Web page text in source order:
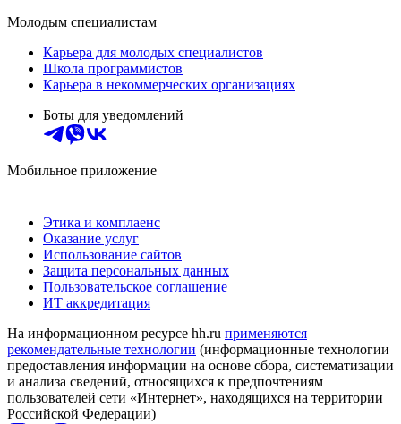
Молодым специалистам
Карьера для молодых специалистов
Школа программистов
Карьера в некоммерческих организациях
Боты для уведомлений
Мобильное приложение
Этика и комплаенс
Оказание услуг
Использование сайтов
Защита персональных данных
Пользовательское соглашение
ИТ аккредитация
На информационном ресурсе hh.ru применяются
рекомендательные технологии (информационные технологии
предоставления информации на основе сбора, систематизации
и анализа сведений, относящихся к предпочтениям
пользователей сети «Интернет», находящихся на территории
Российской Федерации)